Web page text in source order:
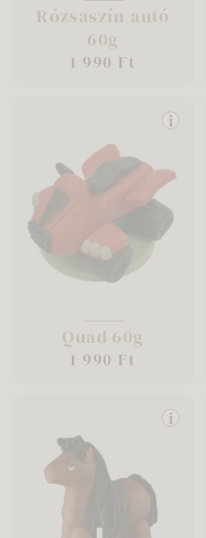
Rózsaszín autó
60g
1 990 Ft
i
Quad 60g
1 990 Ft
i